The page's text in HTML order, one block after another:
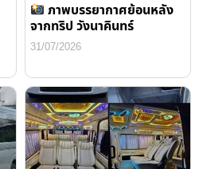
ภาพบรรยากาศย้อนหลัง
จากทริป วังนาคินทร์
31/07/2026